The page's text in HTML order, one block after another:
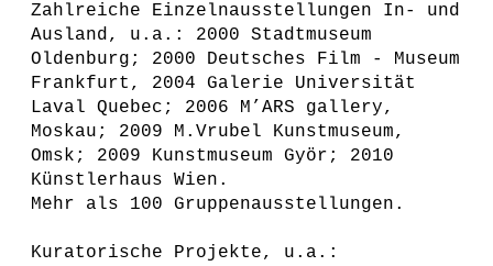
Zahlreiche Einzelnausstellungen In- und
Ausland, u.a.: 2000 Stadtmuseum
Oldenburg; 2000 Deutsches Film - Museum
Frankfurt, 2004 Galerie Universität
Laval Quebec; 2006 M’ARS gallery,
Moskau; 2009 M.Vrubel Kunstmuseum,
Omsk; 2009 Kunstmuseum Györ; 2010
Künstlerhaus Wien.
Mehr als 100 Gruppenausstellungen.
Kuratorische Projekte, u.a.: